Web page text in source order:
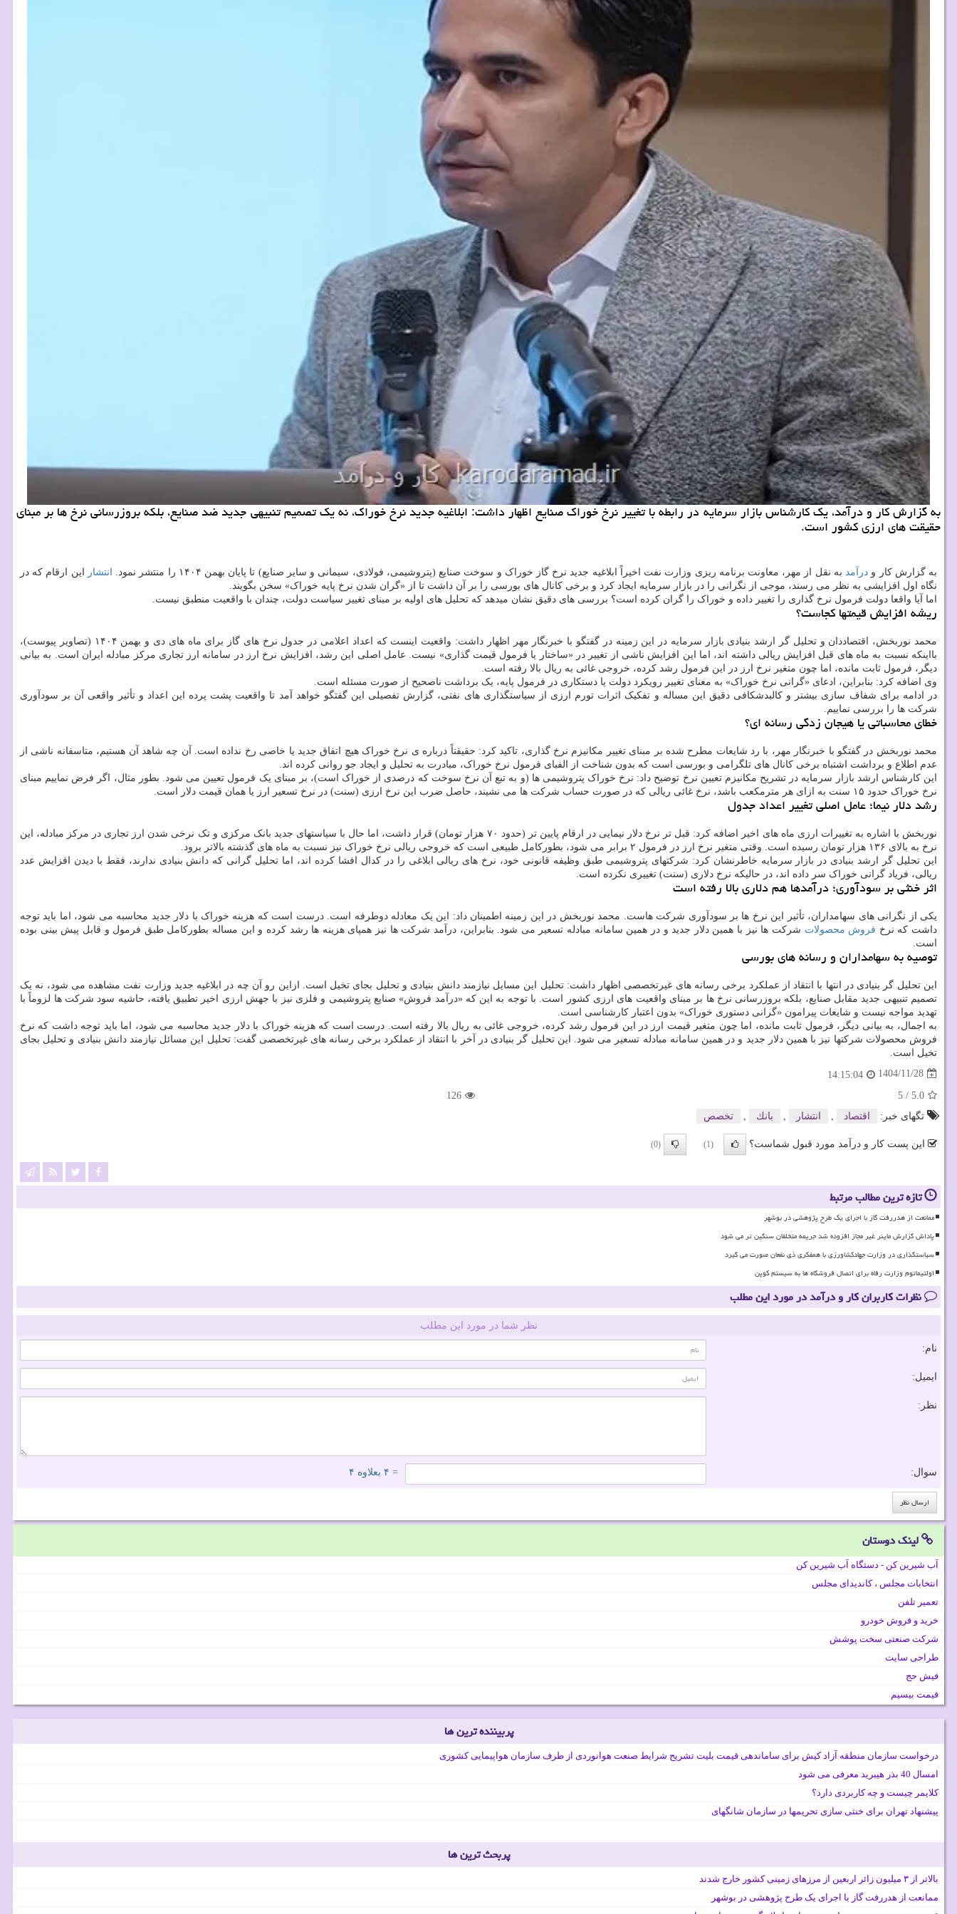
به گزارش کار و درآمد، یک کارشناس بازار سرمایه در رابطه با تغییر نرخ خوراک صنایع اظهار داشت: ابلاغیه جدید نرخ خوراک، نه یک تصمیم تنبیهی جدید ضد صنایع، بلکه بروزرسانی نرخ ها بر مبنای
حقیقت های ارزی کشور است.
به گزارش کار و درآمدبه نقل از مهر، معاونت برنامه ریزی وزارت نفت اخیراً ابلاغیه جدید نرخ گاز خوراک و سوخت صنایع (پتروشیمی، فولادی، سیمانی و سایر صنایع) تا پایان بهمن ۱۴۰۴ را منتشر نمود. انتشار
این ارقام که در
نگاه اول افزایشی به نظر می رسند، موجی از نگرانی را در بازار سرمایه ایجاد کرد و برخی کانال های بورسی را بر آن داشت تا از «گران شدن نرخ پایه خوراک» سخن بگویند.
اما آیا واقعا دولت فرمول نرخ گذاری را تغییر داده و خوراک را گران کرده است؟ بررسی های دقیق نشان میدهد که تحلیل های اولیه بر مبنای تغییر سیاست دولت، چندان با واقعیت منطبق نیست.
ریشه افزایش قیمتها کجاست؟
محمد نوربخش، اقتصاددان و تحلیل گر ارشد بنیادی بازار سرمایه در این زمینه در گفتگو با خبرنگار مهر اظهار داشت: واقعیت اینست که اعداد اعلامی در جدول نرخ های گاز برای ماه های دی و بهمن ۱۴۰۴ (تصاویر پیوست)،
بااینکه نسبت به ماه های قبل افزایش ریالی داشته اند، اما این افزایش ناشی از تغییر در «ساختار یا فرمول قیمت گذاری» نیست. عامل اصلی این رشد، افزایش نرخ ارز در سامانه ارز تجاری مرکز مبادله ایران است. به بیانی
دیگر، فرمول ثابت مانده، اما چون متغیر نرخ ارز در این فرمول رشد کرده، خروجی غائی به ریال بالا رفته است.
وی اضافه کرد: بنابراین، ادعای «گرانی نرخ خوراک» به معنای تغییر رویکرد دولت یا دستکاری در فرمول پایه، یک برداشت ناصحیح از صورت مسئله است.
در ادامه برای شفاف سازی بیشتر و کالبدشکافی دقیق این مساله و تفکیک اثرات تورم ارزی از سیاستگذاری های نفتی، گزارش تفصیلی این گفتگو خواهد آمد تا واقعیت پشت پرده این اعداد و تأثیر واقعی آن بر سودآوری
شرکت ها را بررسی نماییم.
خطای محاسباتی یا هیجان زدگی رسانه ای؟
محمد نوربخش در گفتگو با خبرنگار مهر، با رد شایعات مطرح شده بر مبنای تغییر مکانیزم نرخ گذاری، تاکید کرد: حقیقتاً درباره ی نرخ خوراک هیچ اتفاق جدید یا خاصی رخ نداده است. آن چه شاهد آن هستیم، متاسفانه ناشی از
عدم اطلاع و برداشت اشتباه برخی کانال های تلگرامی و بورسی است که بدون شناخت از الفبای فرمول نرخ خوراک، مبادرت به تحلیل و ایجاد جو روانی کرده اند.
این کارشناس ارشد بازار سرمایه در تشریح مکانیزم تعیین نرخ توضیح داد: نرخ خوراک پتروشیمی ها (و به تبع آن نرخ سوخت که درصدی از خوراک است)، بر مبنای یک فرمول تعیین می شود. بطور مثال، اگر فرض نماییم مبنای
نرخ خوراک حدود ۱۵ سنت به ازای هر مترمکعب باشد، نرخ غائی ریالی که در صورت حساب شرکت ها می نشیند، حاصل ضرب این نرخ ارزی (سنت) در نرخ تسعیر ارز یا همان قیمت دلار است.
رشد دلار نیما؛ عامل اصلی تغییر اعداد جدول
نوربخش با اشاره به تغییرات ارزی ماه های اخیر اضافه کرد: قبل تر نرخ دلار نیمایی در ارقام پایین تر (حدود ۷۰ هزار تومان) قرار داشت، اما حال با سیاستهای جدید بانک مرکزی و تک نرخی شدن ارز تجاری در مرکز مبادله، این
نرخ به بالای ۱۳۶ هزار تومان رسیده است. وقتی متغیر نرخ ارز در فرمول ۲ برابر می شود، بطورکامل طبیعی است که خروجی ریالی نرخ خوراک نیز نسبت به ماه های گذشته بالاتر برود.
این تحلیل گر ارشد بنیادی در بازار سرمایه خاطرنشان کرد: شرکتهای پتروشیمی طبق وظیفه قانونی خود، نرخ های ریالی ابلاغی را در کدال افشا کرده اند، اما تحلیل گرانی که دانش بنیادی ندارند، فقط با دیدن افزایش عدد
ریالی، فریاد گرانی خوراک سر داده اند، در حالیکه نرخ دلاری (سنت) تغییری نکرده است.
اثر خنثی بر سودآوری؛ درآمدها هم دلاری بالا رفته است
یکی از نگرانی های سهامداران، تأثیر این نرخ ها بر سودآوری شرکت هاست. محمد نوربخش در این زمینه اطمینان داد: این یک معادله دوطرفه است. درست است که هزینه خوراک با دلار جدید محاسبه می شود، اما باید توجه
داشت که نرخ فروش محصولات شرکت ها نیز با همین دلار جدید و در همین سامانه مبادله تسعیر می شود. بنابراین، درآمد شرکت ها نیز همپای هزینه ها رشد کرده و این مساله بطورکامل طبق فرمول و قابل پیش بینی بوده
است.
توصیه به سهامداران و رسانه های بورسی
این تحلیل گر بنیادی در انتها با انتقاد از عملکرد برخی رسانه های غیرتخصصی اظهار داشت: تحلیل این مسایل نیازمند دانش بنیادی و تحلیل بجای تخیل است. ازاین رو آن چه در ابلاغیه جدید وزارت نفت مشاهده می شود، نه یک
تصمیم تنبیهی جدید مقابل صنایع، بلکه بروزرسانی نرخ ها بر مبنای واقعیت های ارزی کشور است. با توجه به این که «درآمد فروش» صنایع پتروشیمی و فلزی نیز با جهش ارزی اخیر تطبیق یافته، حاشیه سود شرکت ها لزوماً با
تهدید مواجه نیست و شایعات پیرامون «گرانی دستوری خوراک» بدون اعتبار کارشناسی است.
به اجمال، به بیانی دیگر، فرمول ثابت مانده، اما چون متغیر قیمت ارز در این فرمول رشد کرده، خروجی غائی به ریال بالا رفته است. درست است که هزینه خوراک با دلار جدید محاسبه می شود، اما باید توجه داشت که نرخ
فروش محصولات شرکتها نیز با همین دلار جدید و در همین سامانه مبادله تسعیر می شود. این تحلیل گر بنیادی در آخر با انتقاد از عملکرد برخی رسانه های غیرتخصصی گفت: تحلیل این مسائل نیازمند دانش بنیادی و تحلیل بجای
تخیل است.
1404/11/28
14:15:04
5.0
/
5
126
تگهای خبر:
اقتصاد انتشار بانك تخصص
این پست کار و درآمد مورد قبول شماست؟ (1)
(0)
تازه ترین مطالب مرتبط
ممانعت از هدررفت گاز با اجرای یک طرح پژوهشی در بوشهر
پاداش گزارش ماینر غیر مجاز افزوده شد جریمه متخلفان سنگین تر می شود
سیاستگذاری در وزارت جهادکشاورزی با همفکری ذی نفعان صورت می گیرد
اولتیماتوم وزارت رفاه برای اتصال فروشگاه ها به سیستم کوپن
نظرات کاربران کار و درآمد در مورد این مطلب
نظر شما در مورد این مطلب
نام:
ایمیل:
نظر:
سوال: = ۴ بعلاوه ۴
لینک دوستان
آب شیرین کن - دستگاه آب شیرین کن
انتخابات مجلس ، کاندیدای مجلس
تعمیر تلفن
خرید و فروش خودرو
شرکت صنعتی سخت پوشش
طراحی سایت
فیش حج
قیمت بیسیم
پربیننده ترین ها
درخواست سازمان منطقه آزاد کیش برای ساماندهی قیمت بلیت تشریح شرایط صنعت هوانوردی از طرف سازمان هواپیمایی کشوری
امسال 40 بذر هیبرید معرفی می شود
کلایمر چیست و چه کاربردی دارد؟
پیشنهاد تهران برای خنثی سازی تحریمها در سازمان شانگهای
پربحث ترین ها
بالاتر از ۳ میلیون زائر اربعین از مرزهای زمینی کشور خارج شدند
ممانعت از هدررفت گاز با اجرای یک طرح پژوهشی در بوشهر